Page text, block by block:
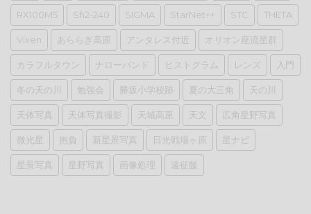
RX100M5 Sh2-240 SIGMA StarNet++ STC THETA
Vixen あららぎ高原 アンタレス付近 オリオン座流星群
カラフルタウン ナローバンド ヒストグラム レンズ 入門
冬の天の川 勉強会 勝坂小学校跡 夏の大三角 天の川
天体写真 天体写真撮影 天城高原 天文 広角星野写真
微光星 抱負 新星景写真 日光戦場ヶ原 星ナビ
星景写真 星野写真 画像処理 遠征飯